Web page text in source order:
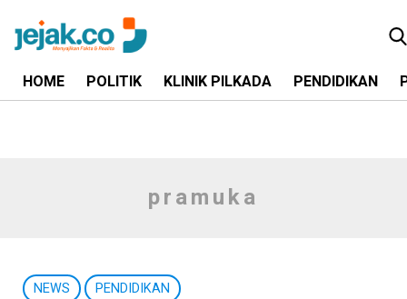
HOME POLITIK KLINIK PILKADA PENDIDIKAN
pramuka
NEWS PENDIDIKAN